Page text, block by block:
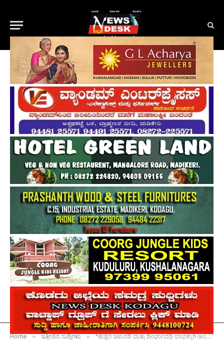
Home » ಇತ್ತೀಚಿನ ಸುದ್ದಿಗಳು » *ಹೆಚ್ಚಿನ ಇಳುವರಿ ಮತ್ತು ದೀರ್ಘಾವಧಿ ಲಾಭಕ್ಕಾಗಿ ಅಂಗಾಂಶ ಕೃಷಿ ಬಾಳೆ ಬೇಸಾಯ*